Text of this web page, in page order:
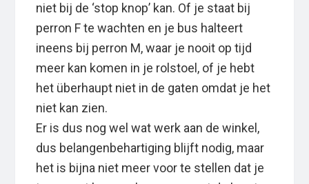
niet bij de ‘stop knop’ kan. Of je staat bij
perron F te wachten en je bus halteert
ineens bij perron M, waar je nooit op tijd
meer kan komen in je rolstoel, of je hebt
het überhaupt niet in de gaten omdat je het
niet kan zien.
Er is dus nog wel wat werk aan de winkel,
dus belangenbehartiging blijft nodig, maar
het is bijna niet meer voor te stellen dat je